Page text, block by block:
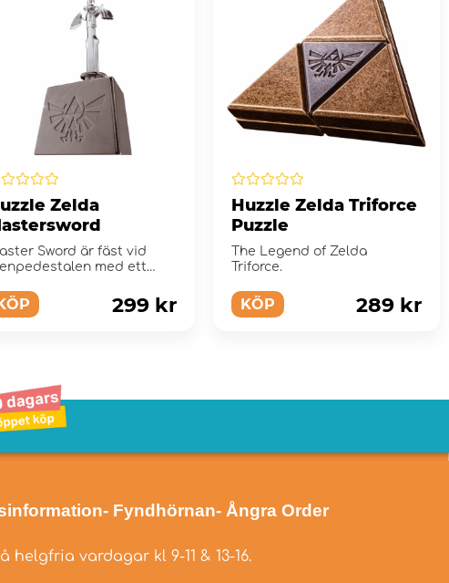
Zelda
Sword är fäst vid
med ett
299 kr
Huzzle Zelda Triforce
Puzzle
The Legend of Zelda
Triforce.
KÖP 289 kr
- Fyndhörnan- Ångra Order
helgfria vardagar kl 9-11 & 13-16.